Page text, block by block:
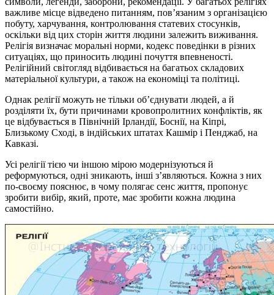
важливе місце відведено питанням, пов’язаним з організацією
побуту, харчування, контролювання статевих стосунків,
оскільки від цих сторін життя людини залежить виживання.
Релігія визначає моральні норми, кодекс поведінки в різних
ситуаціях, що приносить людині почуття впевненості.
Релігійний світогляд відбивається на багатьох складових
матеріальної культури, а також на економіці та політиці.
Однак релігії можуть не тільки об’єднувати людей, а й
розділяти їх, бути причинами кровопролитних конфліктів, як
це відбувається в Північній Ірландії, Боснії, на Кіпрі,
Близькому Сході, в індійських штатах Кашмір і Пенджаб, на
Кавказі.
Усі релігії тією чи іншою мірою модернізуються й
реформуються, одні зникають, інші з’являються. Кожна з них
по-своєму пояснює, в чому полягає сенс життя, пропонує
зробити вибір, який, проте, має зробити кожна людина
самостійно.